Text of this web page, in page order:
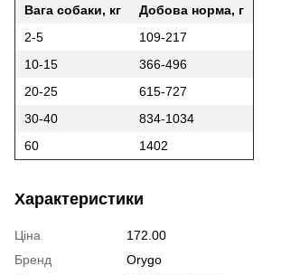
Вага собаки, кг
Добова норма, г
2-5
109-217
10-15
366-496
20-25
615-727
30-40
834-1034
60
1402
Характеристики
Ціна
172.00
Бренд
Orygo